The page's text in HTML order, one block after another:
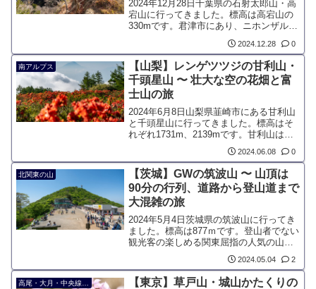
2024年12月28日千葉県の石射太郎山・高
宕山に行ってきました。標高は高宕山の
330mです。君津市にあり、ニホンザルが
生息する山域です。巨人伝説が残る石射
太郎山や高宕観音のお堂などがあり、3〜
4時間の短いコースながら変化に富んでい
るため、千葉の隠れた名山と評価されて
います。
2024.12.28 0
南アルプス
【山梨】レンゲツツジの甘利山・
千頭星山 〜 壮大な空の花畑と富
士山の旅
2024年6月8日山梨県韮崎市にある甘利山
と千頭星山に行ってきました。標高はそ
れぞれ1731m、2139mです。甘利山は、6
月上旬に見頃を迎える15万株のレンゲツ
ツジの群生で有名です。甲府盆地を見下
ろし、富士山を望む絶好のロケーション
にあり、日の出や夜景の撮影スポットと
しても人気。山頂までは比較的登りやす
く、隣の千頭星山とセットで登る人が多
いです。
2024.06.08 0
北関東の山
【茨城】GWの筑波山 〜 山頂は
90分の行列、道路から登山道まで
大混雑の旅
2024年5月4日茨城県の筑波山に行ってき
ました。標高は877ｍです。登山者でない
観光客の楽しめる関東屈指の人気の山で
す。ゴールデンウィークはちょうど新緑
シーズンとツツジが開花するベストシー
ズンです。
2024.05.04 2
【東京】草戸山・城山かたくりの